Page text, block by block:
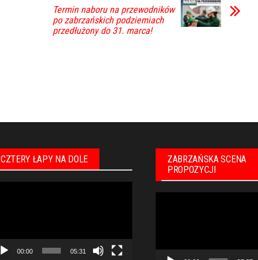
Termin naboru na przewodników
po zabrzańskich podziemiach
przedłużony do 31. marca!
CZTERY ŁAPY NA DOLE
00:00 05:31
ZABRZAŃSKA SCENA
PROPOZYCJI